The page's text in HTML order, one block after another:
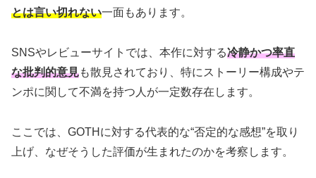
とは言い切れない一面もあります。
SNSやレビューサイトでは、本作に対する冷静かつ率直
な批判的意見も散見されており、特にストーリー構成やテ
ンポに関して不満を持つ人が一定数存在します。
ここでは、GOTHに対する代表的な“否定的な感想”を取り
上げ、なぜそうした評価が生まれたのかを考察します。